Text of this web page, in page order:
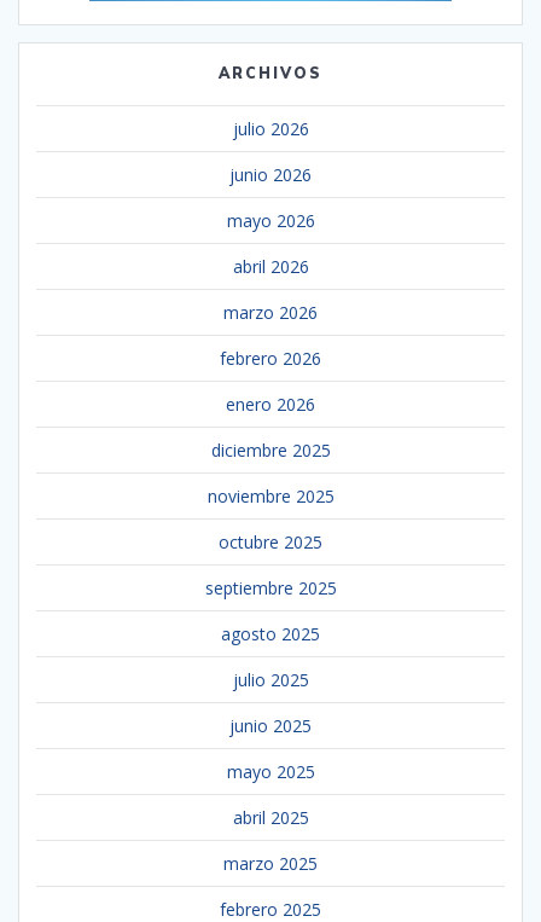
ARCHIVOS
julio 2026
junio 2026
mayo 2026
abril 2026
marzo 2026
febrero 2026
enero 2026
diciembre 2025
noviembre 2025
octubre 2025
septiembre 2025
agosto 2025
julio 2025
junio 2025
mayo 2025
abril 2025
marzo 2025
febrero 2025